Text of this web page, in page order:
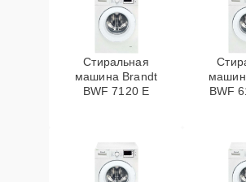
Стиральная
машина Brandt
BWF 7120 E
BWF